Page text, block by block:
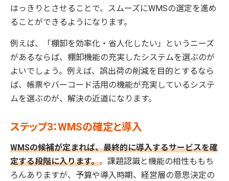
はっきりとさせることで、スムーズにWMSの選定を進め
ることができるようになります。
例えば、「棚卸を効率化・省人化したい」というニーズ
があるならば、棚卸機能の充実したシステムを選ぶのが
よいでしょう。例えば、誤出荷の削減を目的とするなら
ば、帳票やバーコード活用の機能が充実しているシステ
ムを選ぶのが、解決の近道になります。
ステップ3：WMSの確定と導入
WMSの候補が定まれば、最終的に導入するサービスを確
定する段階に入ります。。課題認識と機能の相性ももち
ろんありますが、予算や導入時期、経営層の意思決定の